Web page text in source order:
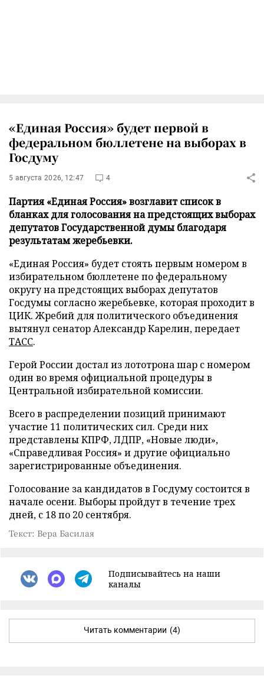
«Единая Россия» будет первой в
федеральном бюллетене на выборах в
Госдуму
5 августа 2026, 12:47 4
Партия «Единая Россия» возглавит список в
бланках для голосования на предстоящих выборах
депутатов Государственной думы благодаря
результатам жеребьевки.
«Единая Россия» будет стоять первым номером в
избирательном бюллетене по федеральному
округу на предстоящих выборах депутатов
Госдумы согласно жеребьевке, которая проходит в
ЦИК. Жребий для политического объединения
вытянул сенатор Александр Карелин, передает
ТАСС.
Герой России достал из лототрона шар с номером
один во время официальной процедуры в
Центральной избирательной комиссии.
Всего в распределении позиций принимают
участие 11 политических сил. Среди них
представлены КПРФ, ЛДПР, «Новые люди»,
«Справедливая Россия» и другие официально
зарегистрированные объединения.
Голосование за кандидатов в Госдуму состоится в
начале осени. Выборы пройдут в течение трех
дней, с 18 по 20 сентября.
Текст: Вера Басилая
Подписывайтесь на наши
каналы
Читать комментарии (4)